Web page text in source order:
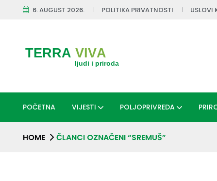
6. AUGUST 2026. POLITIKA PRIVATNOSTI USLOVI
POČETNA VIJESTI POLJOPRIVREDA
HOME ČLANCI OZNAČENI “SREMUŠ”